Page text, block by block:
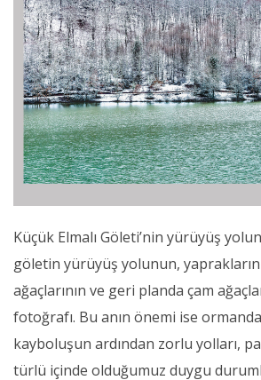
Küçük Elmalı Göleti’nin yürüyüş
göletin yürüyüş yolunun,
ağaçlarının ve geri planda çam
fotoğrafı. Bu anın önemi ise
kayboluşun ardından zorlu yolları,
türlü içinde olduğumuz duygu